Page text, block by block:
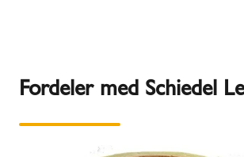
Fordeler med Schiedel